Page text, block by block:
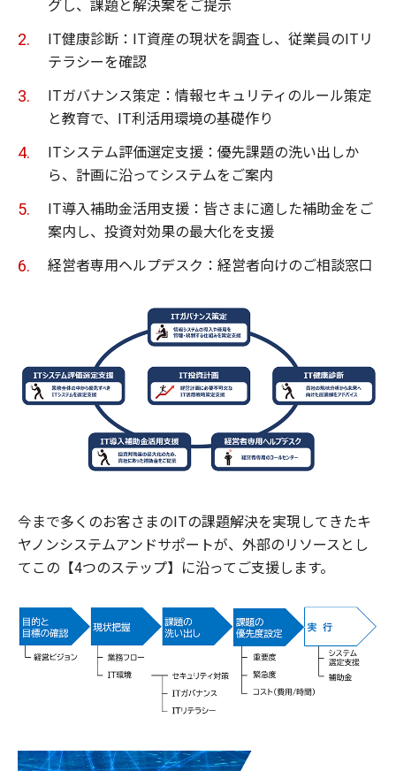
グし、課題と解決案をご提示
IT健康診断：IT資産の現状を調査し、従業員のITリ
テラシーを確認
ITガバナンス策定：情報セキュリティのルール策定
と教育で、IT利活用環境の基礎作り
ITシステム評価選定支援：優先課題の洗い出しか
ら、計画に沿ってシステムをご案内
IT導入補助金活用支援：皆さまに適した補助金をご
案内し、投資対効果の最大化を支援
経営者専用ヘルプデスク：経営者向けのご相談窓口
今まで多くのお客さまのITの課題解決を実現してきたキ
ヤノンシステムアンドサポートが、外部のリソースとし
てこの【4つのステップ】に沿ってご支援します。